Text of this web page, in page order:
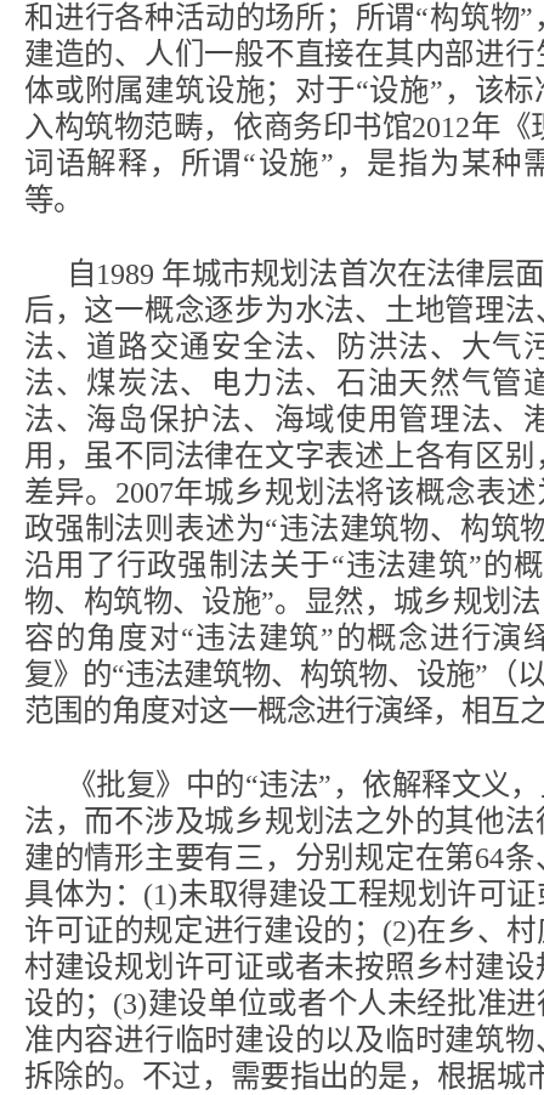
和进行各种活动的场所；所谓“构筑物
建造的、人们一般不直接在其内部进
体或附属建筑设施；对于“设施”，该
入构筑物范畴，依商务印书馆2012年
词语解释，所谓“设施”，是指为某种
等。
自1989 年城市规划法首次在法律层
后，这一概念逐步为水法、土地管理
法、道路交通安全法、防洪法、大气
法、煤炭法、电力法、石油天然气管
法、海岛保护法、海域使用管理法、
用，虽不同法律在文字表述上各有区
差异。2007年城乡规划法将该概念表
政强制法则表述为“违法建筑物、构筑
沿用了行政强制法关于“违法建筑”的
物、构筑物、设施”。显然，城乡规划
容的角度对“违法建筑”的概念进行演
复》的“违法建筑物、构筑物、设施”（
范围的角度对这一概念进行演绎，相互
《批复》中的“违法”，依解释文义
法，而不涉及城乡规划法之外的其他
建的情形主要有三，分别规定在第64
具体为：(1)未取得建设工程规划许可
许可证的规定进行建设的；(2)在乡、
村建设规划许可证或者未按照乡村建
设的；(3)建设单位或者个人未经批准
准内容进行临时建设的以及临时建筑
拆除的。不过，需要指出的是，根据城